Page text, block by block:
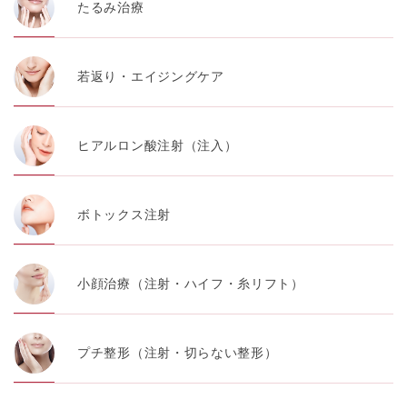
代表電話番号03-6459-0169
【取得する情報】に規定されている取得情報
②共同して利用する者の範囲
【基本理念】に規定するTCBグループ
③共同利用する者の利用目的
【利用目的】の達成のため
【外部委託について】
TCBグループは、【利用目的】の達成に必要な範囲内に
おいて、取得情報の取扱いの全部または一部を外部の業
いを委託する場合、委託先との間で、個人情報の保護に
関する取り決めを行い、契約にあたっては取得情報が適
正に管理されるよう確保します。
たるみ治療
若返り・エイジングケア
ヒアルロン酸注射（注入）
ボトックス注射
小顔治療（注射・ハイフ・糸リフト）
プチ整形（注射・切らない整形）